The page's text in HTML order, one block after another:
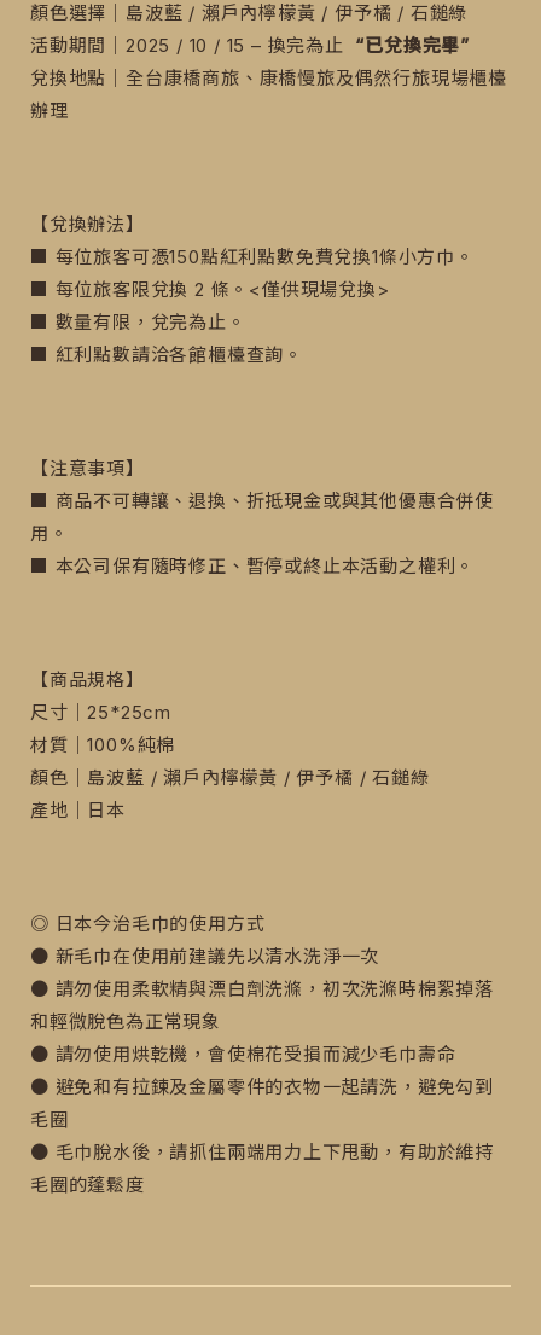
顏色選擇｜島波藍 / 瀨戶內檸檬黃 / 伊予橘 / 石鎚綠
活動期間｜2025 / 10 / 15 – 換完為止 “已兌換完畢”
兌換地點｜全台康橋商旅、康橋慢旅及偶然行旅現場櫃檯
辦理
【兌換辦法】
■ 每位旅客可憑150點紅利點數免費兌換1條小方巾。
■ 每位旅客限兌換 2 條。<僅供現場兌換>
■ 數量有限，兌完為止。
■ 紅利點數請洽各館櫃檯查詢。
【注意事項】
■ 商品不可轉讓、退換、折抵現金或與其他優惠合併使
用。
■ 本公司保有隨時修正、暫停或終止本活動之權利。
【商品規格】
尺寸｜25*25cm
材質｜100%純棉
顏色｜島波藍 / 瀨戶內檸檬黃 / 伊予橘 / 石鎚綠
產地｜日本
◎ 日本今治毛巾的使用方式
● 新毛巾在使用前建議先以清水洗淨一次
● 請勿使用柔軟精與漂白劑洗滌，初次洗滌時棉絮掉落
和輕微脫色為正常現象
● 請勿使用烘乾機，會使棉花受損而減少毛巾壽命
● 避免和有拉鍊及金屬零件的衣物一起請洗，避免勾到
毛圈
● 毛巾脫水後，請抓住兩端用力上下甩動，有助於維持
毛圈的蓬鬆度